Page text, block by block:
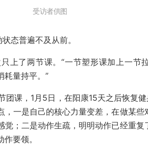
受访者供图
态普遍不及从前。
上了两节课。“一节塑形课加上一节
耗量持平。”
课，1月5日，在阳康15天之后恢复健
，一是自己的核心力量变差，在做某些
觉；二是动作生疏，明明动作已经重复
要领。